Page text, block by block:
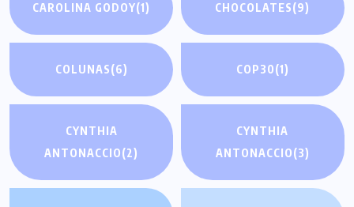
CAROLINA GODOY(1) CHOCOLATES(9)
COLUNAS(6) COP30(1)
CYNTHIA
ANTONACCIO(2)
CYNTHIA
ANTONACCIO(3)